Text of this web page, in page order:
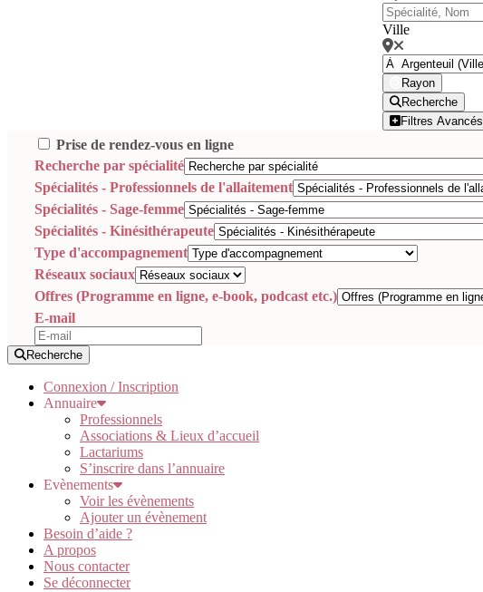
Ville
Rayon
Recherche
Filtres Avancés
Prise de rendez-vous en ligne
Recherche par spécialité
Spécialités - Professionnels de l'allaitement
Spécialités - Sage-femme
Spécialités - Kinésithérapeute
Type d'accompagnement
Réseaux sociaux
Offres (Programme en ligne, e-book, podcast etc.)
E-mail
Recherche
Connexion / Inscription
Annuaire
Professionnels
Associations & Lieux d’accueil
Lactariums
S’inscrire dans l’annuaire
Evènements
Voir les évènements
Ajouter un évènement
Besoin d’aide ?
A propos
Nous contacter
Se déconnecter